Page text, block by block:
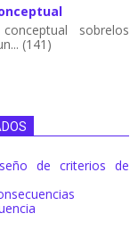
sobrelos
(141)
de criterios de